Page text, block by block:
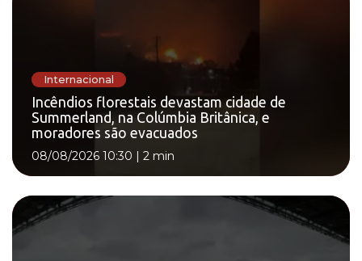
Internacional
Incêndios florestais devastam cidade de
Summerland, na Colúmbia Britânica, e
moradores são evacuados
08/08/2026 10:30 | 2 min